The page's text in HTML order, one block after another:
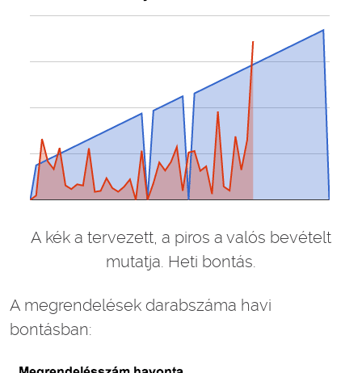
A kék a tervezett, a piros a valós bevételt
mutatja. Heti bontás.
A megrendelések darabszáma havi
bontásban: